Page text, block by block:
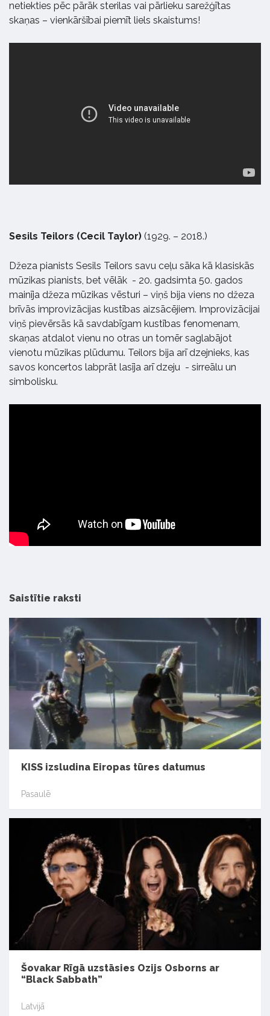
netiekties pēc pārāk sterilas vai pārlieku sarežģītas
skaņas – vienkāršībai piemīt liels skaistums!
Sesils Teilors (Cecil Taylor) (1929. – 2018.)
Džeza pianists Sesils Teilors savu ceļu sāka kā klasiskās
mūzikas pianists, bet vēlāk - 20. gadsimta 50. gados
mainīja džeza mūzikas vēsturi – viņš bija viens no džeza
brīvās improvizācijas kustības aizsācējiem. Improvizācijai
viņš pievērsās kā savdabīgam kustības fenomenam,
skaņas atdalot vienu no otras un tomēr saglabājot
vienotu mūzikas plūdumu. Teilors bija arī dzejnieks, kas
savos koncertos labprāt lasīja arī dzeju - sirreālu un
simbolisku.
Saistītie raksti
KISS izsludina Eiropas tūres datumus
Pasaulē
Šovakar Rīgā uzstāsies Ozijs Osborns ar
“Black Sabbath”
Latvijā